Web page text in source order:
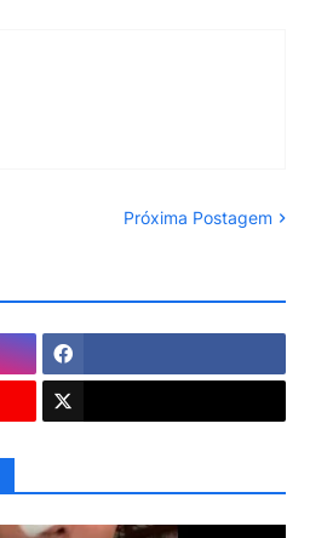
Próxima Postagem